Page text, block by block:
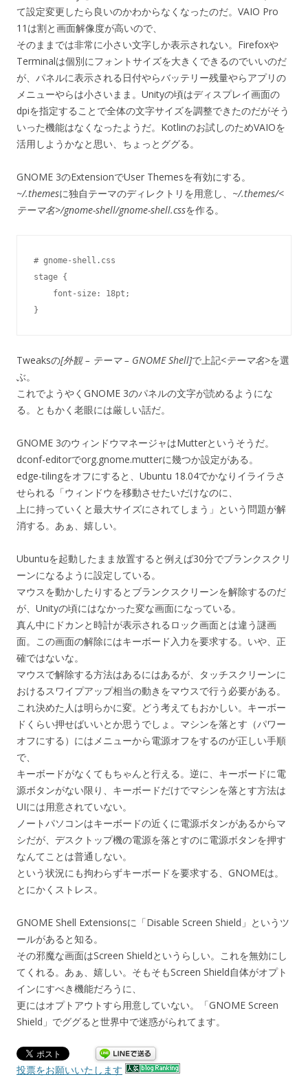
て設定変更したら良いのかわからなくなったのだ。VAIO Pro
11は割と画面解像度が高いので、
そのままでは非常に小さい文字しか表示されない。Firefoxや
Terminalは個別にフォントサイズを大きくできるのでいいのだ
が、パネルに表示される日付やらバッテリー残量やらアプリの
メニューやらは小さいまま。Unityの頃はディスプレイ画面の
dpiを指定することで全体の文字サイズを調整できたのだがそう
いった機能はなくなったようだ。Kotlinのお試しのためVAIOを
活用しようかなと思い、ちょっとググる。
GNOME 3のExtensionでUser Themesを有効にする。
~/.themesに独自テーマのディレクトリを用意し、 ~/.themes/<
テーマ名>/gnome-shell/gnome-shell.cssを作る。
# gnome-shell.css
stage {
font-size: 18pt;
}
Tweaksの[外観 – テーマ – GNOME Shell]で上記<テーマ名>を選
ぶ。
これでようやくGNOME 3のパネルの文字が読めるようにな
る。ともかく老眼には厳しい話だ。
GNOME 3のウィンドウマネージャはMutterというそうだ。
dconf-editorでorg.gnome.mutterに幾つか設定がある。
edge-tilingをオフにすると、Ubuntu 18.04でかなりイライラさ
せられる「ウィンドウを移動させたいだけなのに、
上に持っていくと最大サイズにされてしまう」という問題が解
消する。あぁ、嬉しい。
Ubuntuを起動したまま放置すると例えば30分でブランクスクリ
ーンになるように設定している。
マウスを動かしたりするとブランクスクリーンを解除するのだ
が、Unityの頃にはなかった変な画面になっている。
真ん中にドカンと時計が表示されるロック画面とは違う謎画
面。この画面の解除にはキーボード入力を要求する。いや、正
確ではないな。
マウスで解除する方法はあるにはあるが、タッチスクリーンに
おけるスワイプアップ相当の動きをマウスで行う必要がある。
これ決めた人は明らかに変。どう考えてもおかしい。キーボー
ドくらい押せばいいとか思うでしょ。マシンを落とす（パワー
オフにする）にはメニューから電源オフをするのが正しい手順
で、
キーボードがなくてもちゃんと行える。逆に、キーボードに電
源ボタンがない限り、キーボードだけでマシンを落とす方法は
UIには用意されていない。
ノートパソコンはキーボードの近くに電源ボタンがあるからマ
シだが、デスクトップ機の電源を落とすのに電源ボタンを押す
なんてことは普通しない。
という状況にも拘わらずキーボードを要求する、GNOMEは。
とにかくストレス。
GNOME Shell Extensionsに「Disable Screen Shield」というツ
ールがあると知る。
その邪魔な画面はScreen Shieldというらしい。これを無効にし
てくれる。あぁ、嬉しい。そもそもScreen Shield自体がオプト
インにすべき機能だろうに、
更にはオプトアウトすら用意していない。「GNOME Screen
Shield」でググると世界中で迷惑がられてます。
投票をお願いいたします